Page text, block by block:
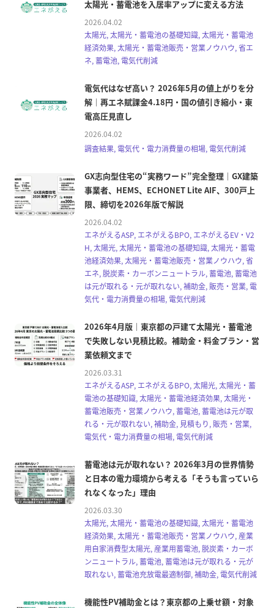
太陽光・蓄電池を入居率アップに変える方法
2026.04.02
太陽光, 太陽光・蓄電池の基礎知識, 太陽光・蓄電池
経済効果, 太陽光・蓄電池販売・営業ノウハウ, 省エ
ネ, 蓄電池, 電気代削減
電気代はなぜ高い？ 2026年5月の値上がりを分
解｜再エネ賦課金4.18円・国の値引き縮小・東
電高圧見直し
2026.04.02
調査結果, 電気代・電力消費量の相場, 電気代削減
GX志向型住宅の“実務ワード”完全整理｜GX建築
事業者、HEMS、ECHONET Lite AIF、300戸上
限、締切を2026年版で解説
2026.04.02
エネがえるASP, エネがえるBPO, エネがえるEV・V2
H, 太陽光, 太陽光・蓄電池の基礎知識, 太陽光・蓄電
池経済効果, 太陽光・蓄電池販売・営業ノウハウ, 省
エネ, 脱炭素・カーボンニュートラル, 蓄電池, 蓄電池
は元が取れる・元が取れない, 補助金, 販売・営業, 電
気代・電力消費量の相場, 電気代削減
2026年4月版｜東京都の戸建て太陽光・蓄電池
で失敗しない見積比較。補助金・料金プラン・営
業依頼文まで
2026.03.31
エネがえるASP, エネがえるBPO, 太陽光, 太陽光・蓄
電池の基礎知識, 太陽光・蓄電池経済効果, 太陽光・
蓄電池販売・営業ノウハウ, 蓄電池, 蓄電池は元が取
れる・元が取れない, 補助金, 見積もり, 販売・営業,
電気代・電力消費量の相場, 電気代削減
蓄電池は元が取れない？ 2026年3月の世界情勢
と日本の電力環境から考える「そうも言っていら
れなくなった」理由
2026.03.30
太陽光, 太陽光・蓄電池の基礎知識, 太陽光・蓄電池
経済効果, 太陽光・蓄電池販売・営業ノウハウ, 産業
用自家消費型太陽光, 産業用蓄電池, 脱炭素・カーボ
ンニュートラル, 蓄電池, 蓄電池は元が取れる・元が
取れない, 蓄電池充放電最適制御, 補助金, 電気代削減
機能性PV補助金とは？東京都の上乗せ額・対象